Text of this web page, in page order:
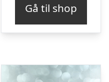
Gå til shop